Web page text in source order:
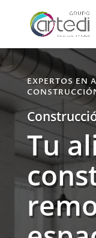
EXPERTOS EN
Tu